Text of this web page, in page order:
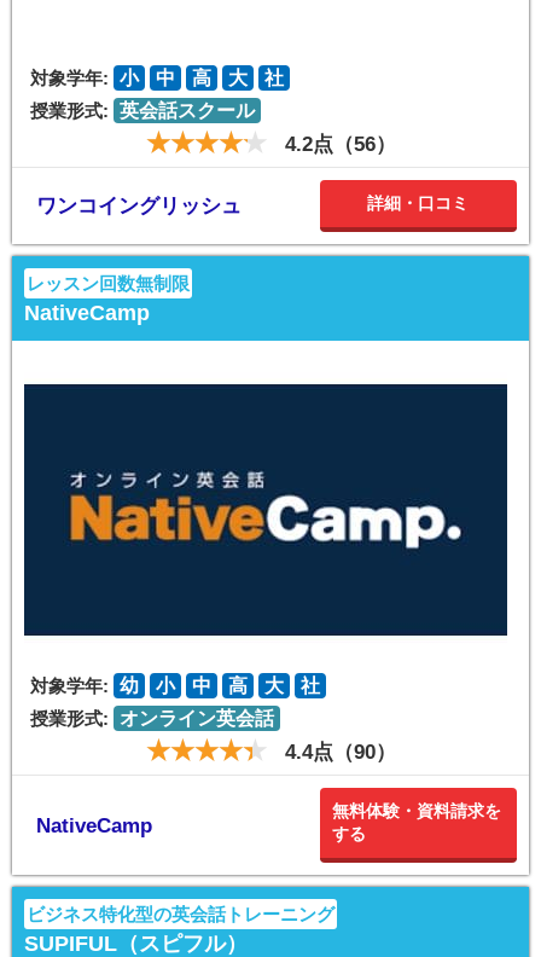
対象学年: 小 中 高 大
社
授業形式: 英会話スクール
4.2点（56）
ワンコイングリッシュ 詳細・口コミ
レッスン回数無制限
NativeCamp
対象学年: 幼 小 中 高 大
社
授業形式:
オンライン英会話
4.4点（90）
NativeCamp
無料体験・資料請求を
する
ビジネス特化型の英会話トレーニング
SUPIFUL（スピフル）